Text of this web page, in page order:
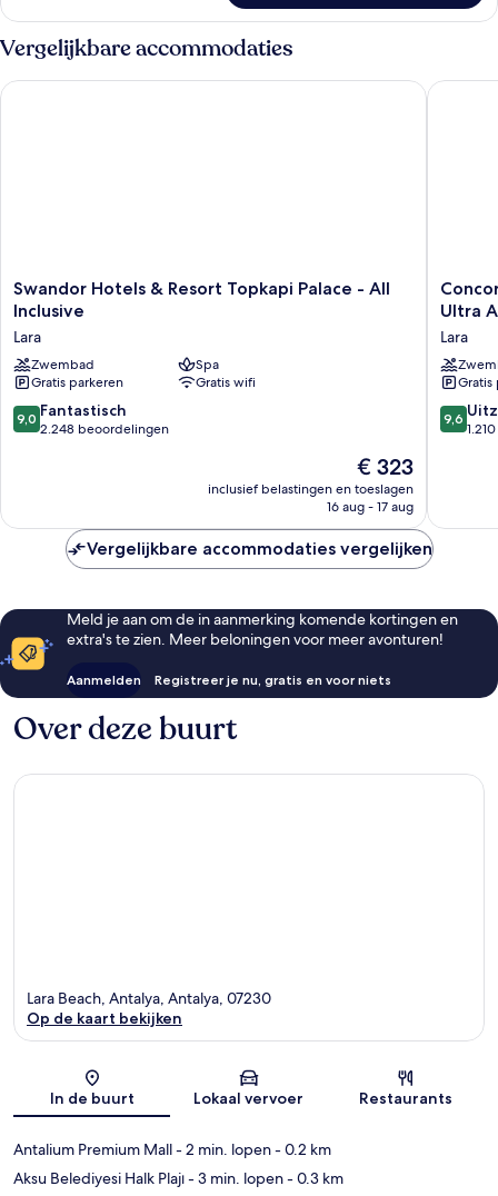
tweepersoonskamer
Vergelijkbare accommodaties
Swandor
Hotels
Resort
Topkapi
Palace
-
All
Swandor Hotels & Resort Topkapi Palace - All
Inclusive
Lara
Zwembad
Spa
Gratis parkeren
Gratis wifi
9.0
van
9,0 Fantastisch
2.248 beoordelingen
De
prijs
is
€ 323
inclusief belastingen en toeslagen
16 aug - 17 aug
Swandor Hotels & Resort Topkapi Palace - All Inclusive
De
Resort
Lara
Antalya
-
Prive
Ultra
Lara
Gratis
9.6
van
9,6
Vergelijkbare accommodaties vergelijken
Meld je aan om de in aanmerking komende kortingen en
extra's te zien. Meer beloningen voor meer avonturen!
Aanmelden Registreer je nu, gratis en voor niets
Over deze buurt
Kaart
Lara Beach, Antalya, Antalya, 07230
Op de kaart bekijken
In de buurt Lokaal vervoer Restaurants
Antalium Premium Mall- 2 min. lopen- 0.2 km
Aksu Belediyesi Halk Plajı- 3 min. lopen- 0.3 km